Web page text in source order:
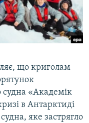
що криголам
судна «Академік
в Антарктиді
яке застрягло